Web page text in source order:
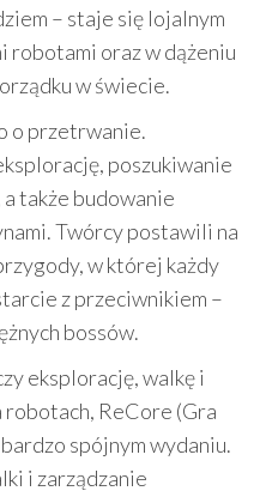
– staje się lojalnym
robotami oraz w dążeniu
w świecie.
o przetrwanie.
poszukiwanie
także budowanie
Twórcy postawili na
w której każdy
z przeciwnikiem –
bossów.
eksplorację, walkę i
robotach, ReCore (Gra
spójnym wydaniu.
i zarządzanie